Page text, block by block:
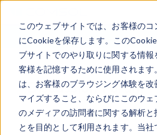
このウェブサイトでは、お客様のコ
にCookieを保存します。この
ブサイトでのやり取りに関する情報
客様を記憶するために使用されます
は、お客様のブラウジング体験を改
マイズすること、ならびにこのウェ
のメディアの訪問者に関する解析と
とを目的として利用されます。当社
ログイン
Discussion Forum